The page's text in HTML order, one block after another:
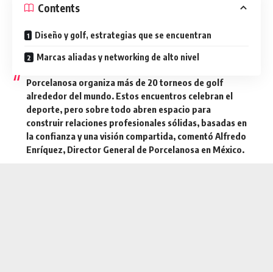
Contents
Diseño y golf, estrategias que se encuentran
Marcas aliadas y networking de alto nivel
Porcelanosa organiza más de 20 torneos de golf
alrededor del mundo. Estos encuentros celebran el
deporte, pero sobre todo abren espacio para
construir relaciones profesionales sólidas, basadas en
la confianza y una visión compartida, comentó Alfredo
Enríquez, Director General de Porcelanosa en México.